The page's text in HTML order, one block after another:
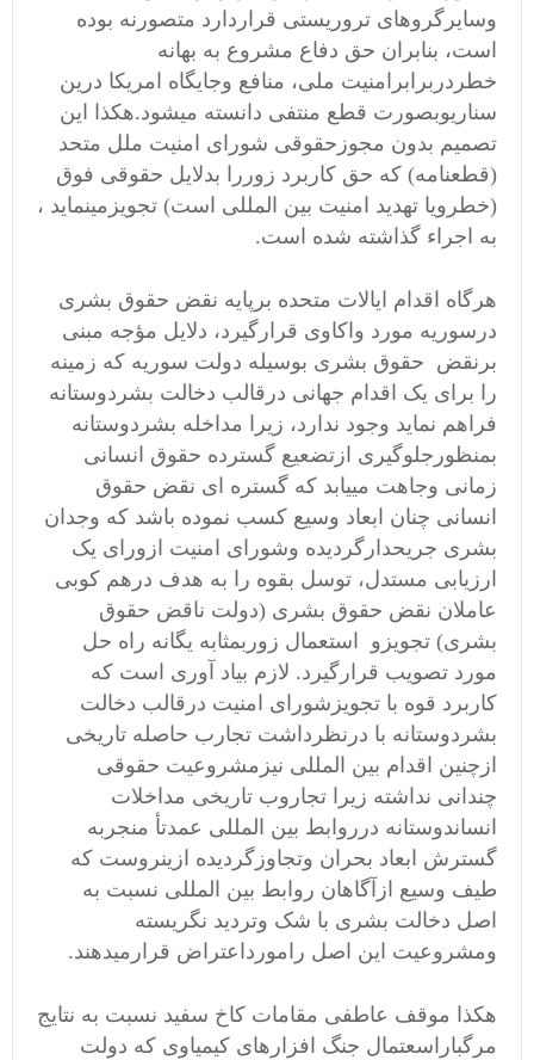
وسایرگروهای تروریستی قراردارد متصورنه بوده
است، بنابران حق دفاع مشروع به بهانه
خطردربرابرامنیت ملی، منافع وجایگاه امریکا درین
سناریوبصورت قطع منتفی دانسته میشود.هکذا این
تصمیم بدون مجوزحقوقی شورای امنیت ملل متحد
(قطعنامه) که حق کاربرد زوررا بدلایل حقوقی فوق
(خطرویا تهدید امنیت بین المللی است) تجویزمینماید ،
به اجراء گذاشته شده است.
هرگاه اقدام ایالات متحده برپایه نقض حقوق بشری
درسوریه مورد واکاوی قرارگیرد، دلایل مؤجه مبنی
برنقض حقوق بشری بوسیله دولت سوریه که زمینه
را برای یک اقدام جهانی درقالب دخالت بشردوستانه
فراهم نماید وجود ندارد، زیرا مداخله بشردوستانه
بمنظورجلوگیری ازتضعیع گسترده حقوق انسانی
زمانی وجاهت مییابد که گستره ای نقض حقوق
انسانی چنان ابعاد وسیع کسب نموده باشد که وجدان
بشری جریحدارگردیده وشورای امنیت ازورای یک
ارزیابی مستدل، توسل بقوه را به هدف درهم کوبی
عاملان نقض حقوق بشری (دولت ناقض حقوق
بشری) تجویزو استعمال زوربمثابه یگانه راه حل
مورد تصویب قرارگیرد. لازم بیاد آوری است که
کاربرد قوه با تجویزشورای امنیت درقالب دخالت
بشردوستانه با درنظرداشت تجارب حاصله تاریخی
ازچنین اقدام بین المللی نیزمشروعیت حقوقی
چندانی نداشته زیرا تجاروب تاریخی مداخلات
انساندوستانه درروابط بین المللی عمدتأ منجربه
گسترش ابعاد بحران وتجاوزگردیده ازینروست که
طیف وسیع ازآگاهان روابط بین المللی نسبت به
اصل دخالت بشری با شک وتردید نگریسته
ومشروعیت این اصل رامورداعتراض قرارمیدهند.
هکذا موقف عاطفی مقامات کاخ سفید نسبت به نتایج
مرگباراسعتمال جنگ افزارهای کیمیاوی که دولت